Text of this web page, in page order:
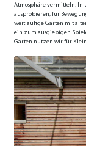
Atmosphäre vermitteln. In
ausprobieren, für
weitläufige Garten mit
ein zum ausgiebigen
Garten nutzen wir für